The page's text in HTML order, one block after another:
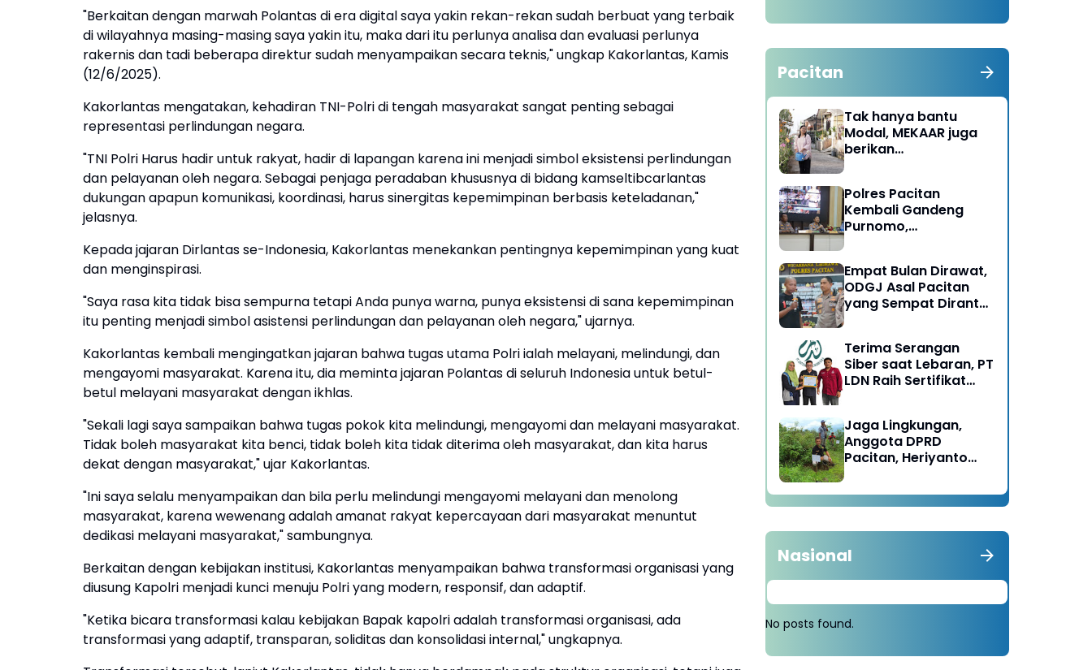
"Berkaitan dengan marwah Polantas di era digital saya yakin rekan-rekan sudah berbuat yang terbaik
di wilayahnya masing-masing saya yakin itu, maka dari itu perlunya analisa dan evaluasi perlunya
rakernis dan tadi beberapa direktur sudah menyampaikan secara teknis," ungkap Kakorlantas, Kamis
(12/6/2025).
Kakorlantas mengatakan, kehadiran TNI-Polri di tengah masyarakat sangat penting sebagai
representasi perlindungan negara.
"TNI Polri Harus hadir untuk rakyat, hadir di lapangan karena ini menjadi simbol eksistensi perlindungan
dan pelayanan oleh negara. Sebagai penjaga peradaban khususnya di bidang kamseltibcarlantas
dukungan apapun komunikasi, koordinasi, harus sinergitas kepemimpinan berbasis keteladanan,"
jelasnya.
Kepada jajaran Dirlantas se-Indonesia, Kakorlantas menekankan pentingnya kepemimpinan yang kuat
dan menginspirasi.
"Saya rasa kita tidak bisa sempurna tetapi Anda punya warna, punya eksistensi di sana kepemimpinan
itu penting menjadi simbol asistensi perlindungan dan pelayanan oleh negara," ujarnya.
Kakorlantas kembali mengingatkan jajaran bahwa tugas utama Polri ialah melayani, melindungi, dan
mengayomi masyarakat. Karena itu, dia meminta jajaran Polantas di seluruh Indonesia untuk betul-
betul melayani masyarakat dengan ikhlas.
"Sekali lagi saya sampaikan bahwa tugas pokok kita melindungi, mengayomi dan melayani masyarakat.
Tidak boleh masyarakat kita benci, tidak boleh kita tidak diterima oleh masyarakat, dan kita harus
dekat dengan masyarakat," ujar Kakorlantas.
"Ini saya selalu menyampaikan dan bila perlu melindungi mengayomi melayani dan menolong
masyarakat, karena wewenang adalah amanat rakyat kepercayaan dari masyarakat menuntut
dedikasi melayani masyarakat," sambungnya.
Berkaitan dengan kebijakan institusi, Kakorlantas menyampaikan bahwa transformasi organisasi yang
diusung Kapolri menjadi kunci menuju Polri yang modern, responsif, dan adaptif.
"Ketika bicara transformasi kalau kebijakan Bapak kapolri adalah transformasi organisasi, ada
transformasi yang adaptif, transparan, soliditas dan konsolidasi internal," ungkapnya.
Pacitan
Tak hanya bantu
Modal, MEKAAR juga
berikan
Dapur Tetap Ngebul
Polres Pacitan
Kembali Gandeng
Purnomo,
Rehabilitasi
Empat Bulan Dirawat,
ODGJ Asal Pacitan
yang Sempat Dirantai
Terima Serangan
Siber saat Lebaran, PT
LDN Raih Sertifikat
Karesidenan Madiun
Raya
Jaga Lingkungan,
Anggota DPRD
Pacitan, Heriyanto
Tebang 100 Pohon
diganti Tanam 1000
Nasional
No posts found.